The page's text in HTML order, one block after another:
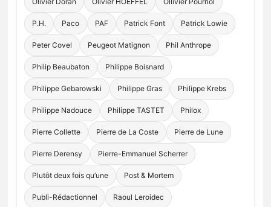
P.H. Paco PAF Patrick Font Patrick Lowie
Peter Covel Peugeot Matignon Phil Anthrope
Philip Beaubaton Philippe Boisnard
Philippe Gebarowski Philippe Gras Philippe Krebs
Philippe Nadouce Philippe TASTET Philox
Pierre Collette Pierre de La Coste Pierre de Lune
Pierre Derensy Pierre-Emmanuel Scherrer
Plutôt deux fois qu’une Post & Mortem
Publi-Rédactionnel Raoul Leroidec